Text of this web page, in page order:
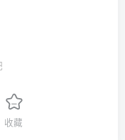
收藏